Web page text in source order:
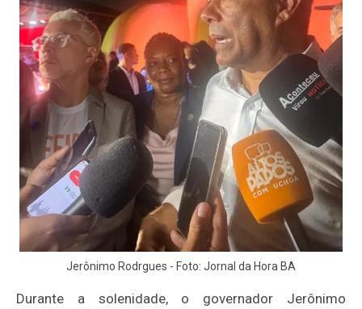
Jerônimo Rodrgues - Foto: Jornal da Hora BA
Durante a solenidade, o governador Jerônimo